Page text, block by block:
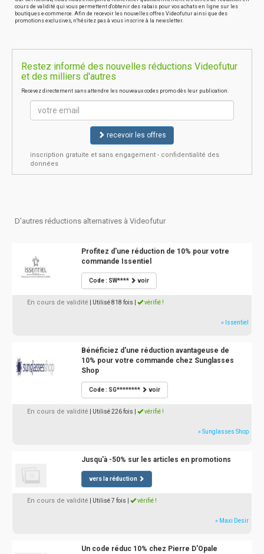
cours de validité qui vous permettent d'obtenir des rabais pour vos achats en ligne sur les
boutiques e-commerce. Afin de recevoir les nouvelles offres Videofutur ainsi que des
promotions exclusives, n'hésitez pas à vous inscrire à la newsletter.
Restez informé des nouvelles réductions Videofutur
et des milliers d'autres
Recevez directement sans attendre les nouveaux codes promo dès leur publication.
recevoir les offres
inscription gratuite et sans engagement - confidentialité des
données
D'autres réductions alternatives à Videofutur
Profitez d'une réduction de 10% pour votre
commande Issentiel
Code : SW**** voir
En cours de validité | Utilisé 818 fois vérifié !
» Issentiel
Bénéficiez d'une réduction avantageuse de
10% pour votre commande chez Sunglasses
Shop
Code : SG******** voir
En cours de validité | Utilisé 226 fois vérifié !
» Sunglasses Shop
Jusqu'à -50% sur les articles en promotions
vers la réduction
En cours de validité | Utilisé 7 fois vérifié !
» Maxi Desir
Un code réduc 10% chez Pierre D'Opale